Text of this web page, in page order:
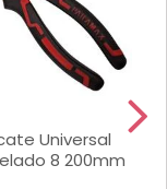
Universal
8 200mm